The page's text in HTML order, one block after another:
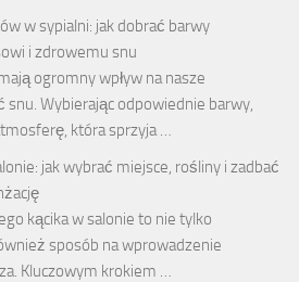
w sypialni: jak dobrać barwy
i zdrowemu snu
ogromny wpływ na nasze
snu. Wybierając odpowiednie barwy,
która sprzyja …
jak wybrać miejsce, rośliny i zadbać
kącika w salonie to nie tylko
sposób na wprowadzenie
Kluczowym krokiem …